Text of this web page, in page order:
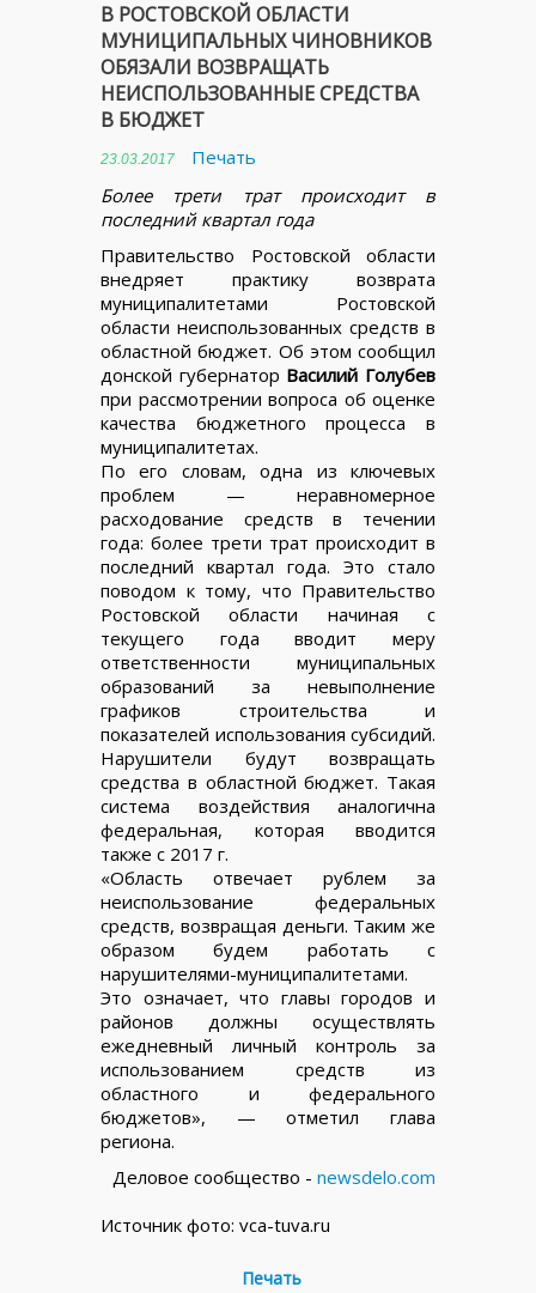
В РОСТОВСКОЙ ОБЛАСТИ
МУНИЦИПАЛЬНЫХ ЧИНОВНИКОВ
ОБЯЗАЛИ ВОЗВРАЩАТЬ
НЕИСПОЛЬЗОВАННЫЕ СРЕДСТВА
В БЮДЖЕТ
23.03.2017
Печать
Более трети трат происходит в
последний квартал года
Правительство Ростовской области
внедряет практику возврата
муниципалитетами Ростовской
области неиспользованных средств в
областной бюджет. Об этом сообщил
донской губернатор Василий Голубев
при рассмотрении вопроса об оценке
качества бюджетного процесса в
муниципалитетах.
По его словам, одна из ключевых
проблем — неравномерное
расходование средств в течении
года: более трети трат происходит в
последний квартал года. Это стало
поводом к тому, что Правительство
Ростовской области начиная с
текущего года вводит меру
ответственности муниципальных
образований за невыполнение
графиков строительства и
показателей использования субсидий.
Нарушители будут возвращать
средства в областной бюджет. Такая
система воздействия аналогична
федеральная, которая вводится
также с 2017 г.
«Область отвечает рублем за
неиспользование федеральных
средств, возвращая деньги. Таким же
образом будем работать с
нарушителями-муниципалитетами.
Это означает, что главы городов и
районов должны осуществлять
ежедневный личный контроль за
использованием средств из
областного и федерального
бюджетов», — отметил глава
региона.
Деловое сообщество - newsdelo.com
Источник фото: vca-tuva.ru
Печать